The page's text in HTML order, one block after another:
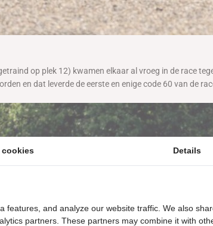
op plek 12) kwamen elkaar al vroeg in de race
en dat leverde de eerste en enige code 60 van de
Details
and analyze our website traffic. We also
partners. These partners may combine it with